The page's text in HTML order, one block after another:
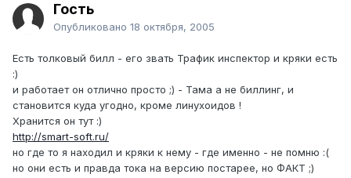
Гость
Опубликовано 18 октября, 2005
Есть толковый билл - его звать Трафик инспектор и кряки есть
:)
и работает он отлично просто ;) - Тама а не биллинг, и
становится куда угодно, кроме линухоидов !
Хранится он тут :)
http://smart-soft.ru/
но где то я находил и кряки к нему - где именно - не помню :(
но они есть и правда тока на версию постарее, но ФАКТ ;)